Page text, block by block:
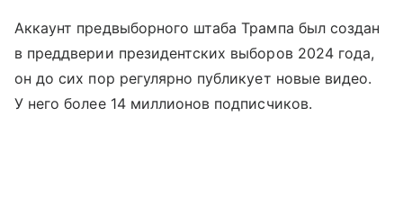
Аккаунт предвыборного штаба Трампа был создан
в преддверии президентских выборов 2024 года,
он до сих пор регулярно публикует новые видео.
У него более 14 миллионов подписчиков.